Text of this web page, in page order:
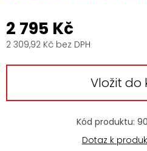
2 795 Kč
2 309,92 Kč bez DPH
cena:
Vložit do
Kód produktu:
Dotaz k